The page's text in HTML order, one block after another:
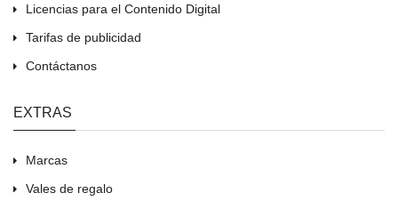
Licencias para el Contenido Digital
Tarifas de publicidad
Contáctanos
EXTRAS
Marcas
Vales de regalo